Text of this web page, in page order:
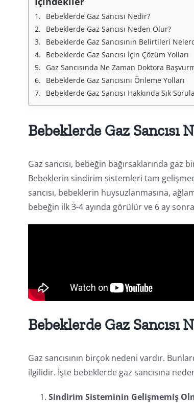
Bebeklerde Gaz Sancısı Nedir?
Bebeklerde Gaz Sancısı Neden Olur?
Bebeklerde Gaz Sancısının Belirtileri
Bebeklerde Gaz Sancısı İçin Çözüm Yolları
Gaz Sancısında Ne Zaman Doktora
Bebeklerde Gaz Sancısını Önleme Yolları
Bebeklerde Gaz Sancısı Hakkında Sık
Bebeklerde Gaz Sancısı
Gaz sancısı, bebeğin bağırsaklarında
Bebeklerin sindirim sistemleri tam
sancısı, bebeklerin huysuzlanmasına,
bebeğin ilk 3-4 ayında görülür ve 6 ay
Bebeklerde Gaz Sancısı
Gaz sancısının birçok nedeni vardır.
ilgilidir. İşte bebeklerde gaz sancısına
Sindirim Sisteminin Gelişmemiş